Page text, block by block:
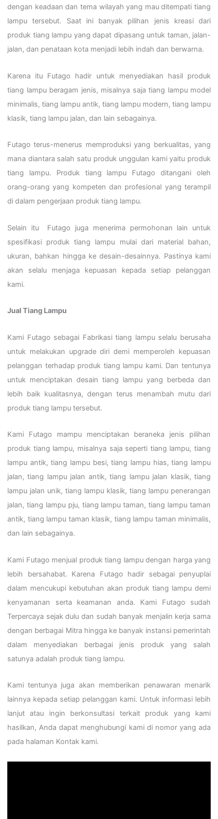
dengan keadaan dan tema wilayah yang mau ditempati tiang
lampu tersebut. Saat ini banyak pilihan jenis kreasi dari
produk tiang lampu yang dapat dipasang untuk taman, jalan-
jalan, dan penataan kota menjadi lebih indah dan berwarna.
Karena itu Futago hadir untuk menyediakan hasil produk
tiang lampu beragam jenis, misalnya saja tiang lampu model
minimalis, tiang lampu antik, tiang lampu modern, tiang lampu
klasik, tiang lampu jalan, dan lain sebagainya.
Futago terus-menerus memproduksi yang berkualitas, yang
mana diantara salah satu produk unggulan kami yaitu produk
tiang lampu. Produk tiang lampu Futago ditangani oleh
orang-orang yang kompeten dan profesional yang terampil
di dalam pengerjaan produk tiang lampu.
Selain itu Futago juga menerima permohonan lain untuk
spesifikasi produk tiang lampu mulai dari material bahan,
ukuran, bahkan hingga ke desain-desainnya. Pastinya kami
akan selalu menjaga kepuasan kepada setiap pelanggan
kami.
Jual Tiang Lampu
Kami Futago sebagai Fabrikasi tiang lampu selalu berusaha
untuk melakukan upgrade diri demi memperoleh kepuasan
pelanggan terhadap produk tiang lampu kami. Dan tentunya
untuk menciptakan desain tiang lampu yang berbeda dan
lebih baik kualitasnya, dengan terus menambah mutu dari
produk tiang lampu tersebut.
Kami Futago mampu menciptakan beraneka jenis pilihan
produk tiang lampu, misalnya saja seperti tiang lampu, tiang
lampu antik, tiang lampu besi, tiang lampu hias, tiang lampu
jalan, tiang lampu jalan antik, tiang lampu jalan klasik, tiang
lampu jalan unik, tiang lampu klasik, tiang lampu penerangan
jalan, tiang lampu pju, tiang lampu taman, tiang lampu taman
antik, tiang lampu taman klasik, tiang lampu taman minimalis,
dan lain sebagainya.
Kami Futago menjual produk tiang lampu dengan harga yang
lebih bersahabat. Karena Futago hadir sebagai penyuplai
dalam mencukupi kebutuhan akan produk tiang lampu demi
kenyamanan serta keamanan anda. Kami Futago sudah
Terpercaya sejak dulu dan sudah banyak menjalin kerja sama
dengan berbagai Mitra hingga ke banyak instansi pemerintah
dalam menyediakan berbagai jenis produk yang salah
satunya adalah produk tiang lampu.
Kami tentunya juga akan memberikan penawaran menarik
lainnya kepada setiap pelanggan kami. Untuk informasi lebih
lanjut atau ingin berkonsultasi terkait produk yang kami
hasilkan, Anda dapat menghubungi kami di nomor yang ada
pada halaman Kontak kami.